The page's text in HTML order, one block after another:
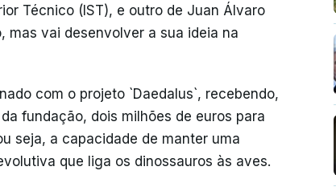
Técnico (IST), e outro de Juan Álvaro
mas vai desenvolver a sua ideia na
com o projeto `Daedalus`, recebendo,
fundação, dois milhões de euros para
seja, a capacidade de manter uma
que liga os dinossauros às aves.